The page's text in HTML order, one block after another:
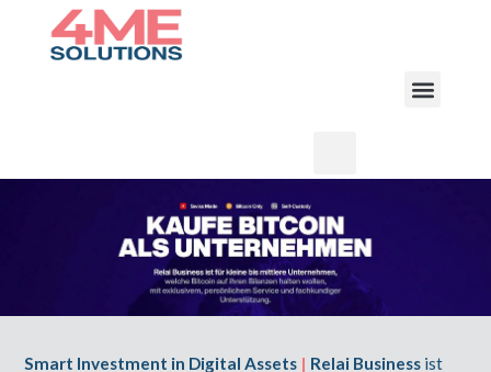
Smart Investment in Digital Assets | Relai Business ist